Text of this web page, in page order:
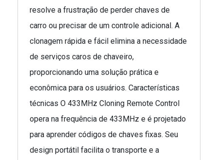
resolve a frustração de perder chaves de
carro ou precisar de um controle adicional. A
clonagem rápida e fácil elimina a necessidade
de serviços caros de chaveiro,
proporcionando uma solução prática e
econômica para os usuários. Características
técnicas O 433MHz Cloning Remote Control
opera na frequência de 433MHz e é projetado
para aprender códigos de chaves fixas. Seu
design portátil facilita o transporte e a